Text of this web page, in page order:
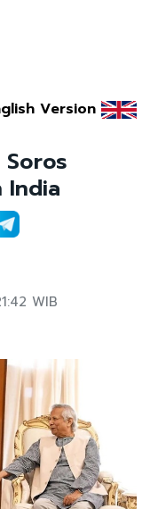
Version
India
WIB